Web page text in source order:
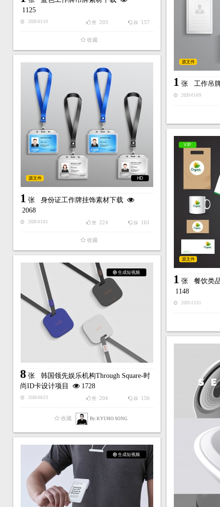
1125
2020-01-10 踩 157
赞 203
收藏
源文件
1 张 工作吊
2020-01-09
HD
源文件
1 张 身份证工作牌挂饰素材下载
2068
2020-01-01 踩 161
赞 224
收藏
VIP
源文件
1 张 餐饮类
1148
2019-12-31
生成短视频
8张 韩国领先娱乐机构Through Square-时
尚ID卡设计项目
1728
2018-06-23 踩 156
赞 204
收藏 By:KYUHO SONG
生成短视频